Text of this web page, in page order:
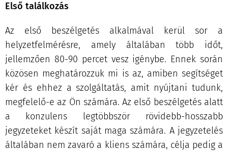
Első találkozás
Az első beszélgetés alkalmával kerül sor a
helyzetfelmérésre, amely általában több időt,
jellemzően 80-90 percet vesz igénybe. Ennek során
közösen meghatározzuk mi is az, amiben segítséget
kér és ehhez a szolgáltatás, amit nyújtani tudunk,
megfelelő-e az Ön számára. Az első beszélgetés alatt
a konzulens legtöbbször rövidebb-hosszabb
jegyzeteket készít saját maga számára. A jegyzetelés
általában nem zavaró a kliens számára, célja pedig a